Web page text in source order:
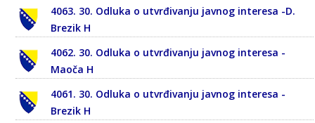
4063. 30. Odluka o utvrđivanju javnog interesa -D.
Brezik H
4062. 30. Odluka o utvrđivanju javnog interesa -
Maoča H
4061. 30. Odluka o utvrđivanju javnog interesa -
Brezik H